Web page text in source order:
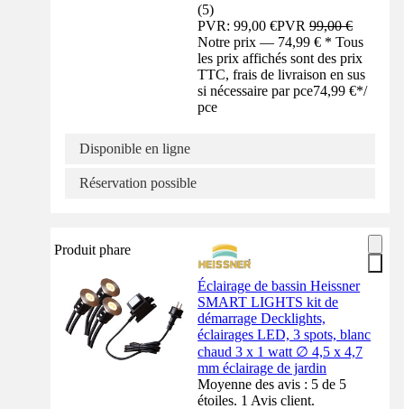
(5)
PVR: 99,00 €PVR99,00 €
Notre prix — 74,99 € * Tous
les prix affichés sont des prix
TTC, frais de livraison en sus
si nécessaire par pce74,99 €*/
pce
Disponible en ligne
Réservation possible
Produit phare
Éclairage de bassin Heissner
SMART LIGHTS kit de
démarrage Decklights,
éclairages LED, 3 spots, blanc
chaud 3 x 1 watt ∅ 4,5 x 4,7
mm éclairage de jardin
Moyenne des avis : 5 de 5
étoiles. 1 Avis client.